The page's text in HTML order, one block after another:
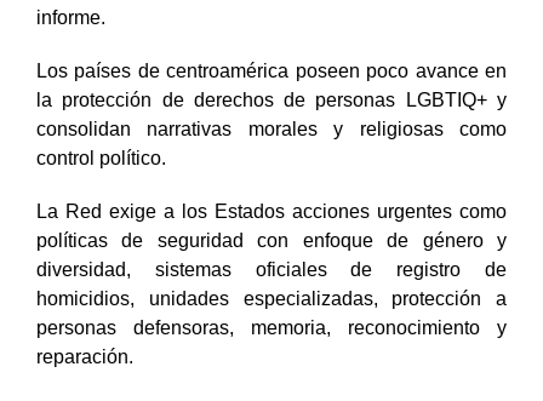
informe.
Los países de centroamérica poseen poco avance en
la protección de derechos de personas LGBTIQ+ y
consolidan narrativas morales y religiosas como
control político.
La Red exige a los Estados acciones urgentes como
políticas de seguridad con enfoque de género y
diversidad, sistemas oficiales de registro de
homicidios, unidades especializadas, protección a
personas defensoras, memoria, reconocimiento y
reparación.